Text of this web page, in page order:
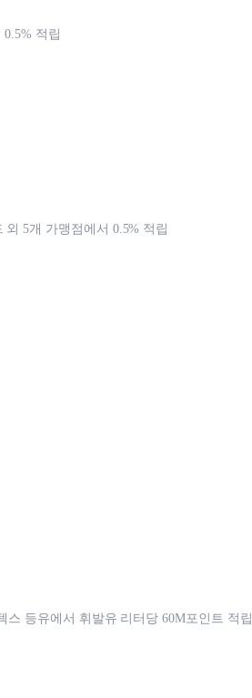
적립
5개 가맹점에서 0.5% 적립
스 등유에서 휘발유 리터당 60M포인트 적립